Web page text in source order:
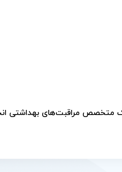
متخصص مراقبت‌های بهداشتی